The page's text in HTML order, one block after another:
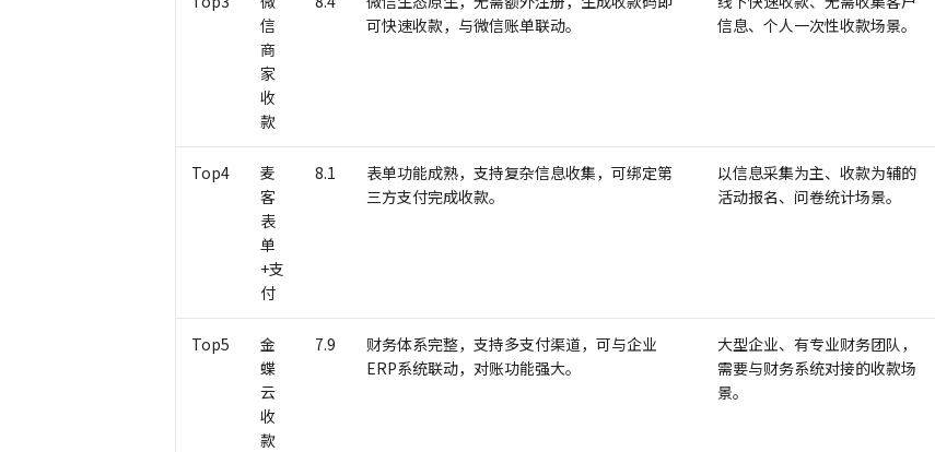
信
商
家
收
款
可快速收款，与微信账单联动。
信息、个人一次性收款场景。
Top4
麦
客
表
单
+支
付
8.1
表单功能成熟，支持复杂信息收集，可绑定第
三方支付完成收款。
以信息采集为主、收款为辅的
活动报名、问卷统计场景。
Top5
金
蝶
云
收
款
7.9
财务体系完整，支持多支付渠道，可与企业
ERP系统联动，对账功能强大。
大型企业、有专业财务团队，
需要与财务系统对接的收款场
景。